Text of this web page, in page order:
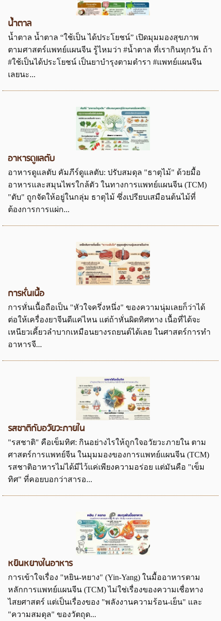
น้ำตาล
น้ำตาล น้ำตาล “ใช้เป็น ได้ประโยชน์” เปิดมุมมองสุขภาพ
ตามศาสตร์แพทย์แผนจีน รู้ไหมว่า #น้ำตาล ที่เรากินทุกวัน ถ้า
#ใช้เป็นได้ประโยชน์ เป็นยาบำรุงตามตำรา #แพทย์แผนจีน
เลยนะ...
อาหารดูแลตับ
อาหารดูแลตับ คัมภีร์ดูแลตับ: ปรับสมดุล "ธาตุไม้" ด้วยมื้อ
อาหารและสมุนไพรใกล้ตัว ในทางการแพทย์แผนจีน (TCM)
"ตับ" ถูกจัดให้อยู่ในกลุ่ม ธาตุไม้ ซึ่งเปรียบเสมือนต้นไม้ที่
ต้องการการแผ่ก...
การหั่นเนื้อ
การหั่นเนื้อถือเป็น "หัวใจครึ่งหนึ่ง" ของความนุ่มเลยก็ว่าได้
ต่อให้เครื่องยาจีนดีแค่ไหน แต่ถ้าหั่นผิดทิศทาง เนื้อที่ได้จะ
เหนียวเคี้ยวลำบากเหมือนยางรถยนต์ได้เลย ในศาสตร์การทำ
อาหารจี...
รสชาติกับอวัยวะภายใน
"รสชาติ" คือเข็มทิศ: กินอย่างไรให้ถูกใจอวัยวะภายใน ตาม
ศาสตร์การแพทย์จีน ในมุมมองของการแพทย์แผนจีน (TCM)
รสชาติอาหารไม่ได้มีไว้แค่เพียงความอร่อย แต่มันคือ "เข็ม
ทิศ" ที่คอยบอกว่าสารอ...
หยินหยางในอาหาร
การเข้าใจเรื่อง "หยิน-หยาง" (Yin-Yang) ในมื้ออาหารตาม
หลักการแพทย์แผนจีน (TCM) ไม่ใช่เรื่องของความเชื่อทาง
ไสยศาสตร์ แต่เป็นเรื่องของ "พลังงานความร้อน-เย็น" และ
"ความสมดุล" ของวัตถุด...